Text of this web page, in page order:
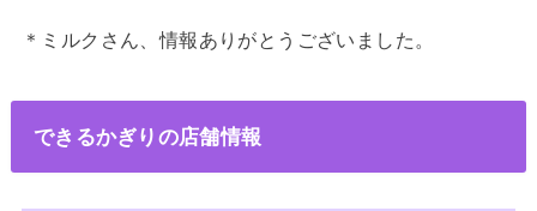
＊ミルクさん、情報ありがとうございました。
できるかぎりの店舗情報